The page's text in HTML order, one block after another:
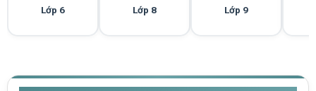
Lớp 6 Lớp 8 Lớp 9